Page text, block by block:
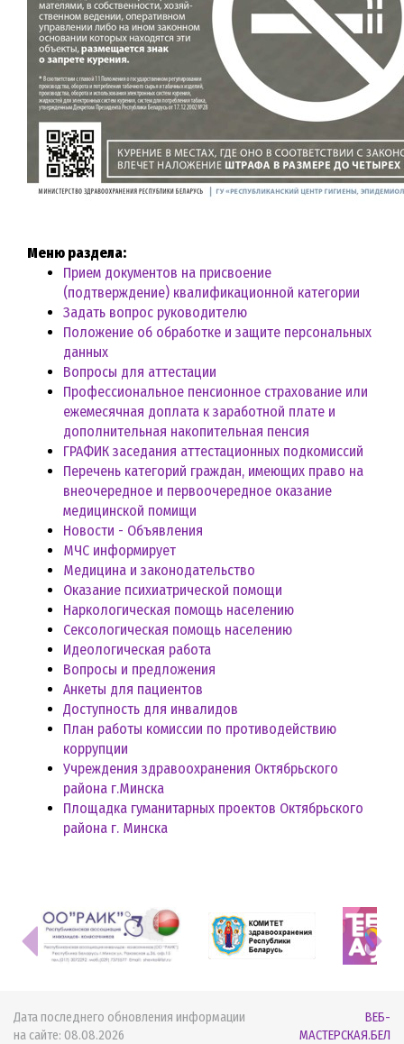
Меню раздела:
Прием документов на присвоение
(подтверждение) квалификационной категории
Задать вопрос руководителю
Положение об обработке и защите персональных
данных
Вопросы для аттестации
Профессиональное пенсионное страхование или
ежемесячная доплата к заработной плате и
дополнительная накопительная пенсия
ГРАФИК заседания аттестационных подкомиссий
Перечень категорий граждан, имеющих право на
внеочередное и первоочередное оказание
медицинской помищи
Новости - Объявления
МЧС информирует
Медицина и законодательство
Оказание психиатрической помощи
Наркологическая помощь населению
Сексологическая помощь населению
Идеологическая работа
Вопросы и предложения
Анкеты для пациентов
Доступность для инвалидов
План работы комиссии по противодействию
коррупции
Учреждения здравоохранения Октябрьского
района г.Минска
Площадка гуманитарных проектов Октябрьского
района г. Минска
Дата последнего обновления информации
на сайте: 08.08.2026
ВЕБ-
МАСТЕРСКАЯ.БЕЛ